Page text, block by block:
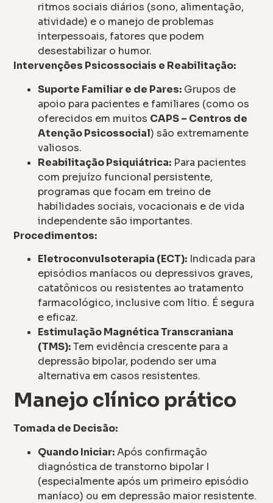
ritmos sociais diários (sono, alimentação,
atividade) e o manejo de problemas
interpessoais, fatores que podem
desestabilizar o humor.
Intervenções Psicossociais e Reabilitação:
Suporte Familiar e de Pares: Grupos de
apoio para pacientes e familiares (como os
oferecidos em muitos CAPS – Centros de
Atenção Psicossocial) são extremamente
valiosos.
Reabilitação Psiquiátrica: Para pacientes
com prejuízo funcional persistente,
programas que focam em treino de
habilidades sociais, vocacionais e de vida
independente são importantes.
Procedimentos:
Eletroconvulsoterapia (ECT): Indicada para
episódios maníacos ou depressivos graves,
catatônicos ou resistentes ao tratamento
farmacológico, inclusive com lítio. É segura
e eficaz.
Estimulação Magnética Transcraniana
(TMS):Tem evidência crescente para a
depressão bipolar, podendo ser uma
alternativa em casos resistentes.
Manejo clínico prático
Tomada de Decisão:
Quando Iniciar:Após confirmação
diagnóstica de transtorno bipolar I
(especialmente após um primeiro episódio
maníaco) ou em depressão maior resistente.